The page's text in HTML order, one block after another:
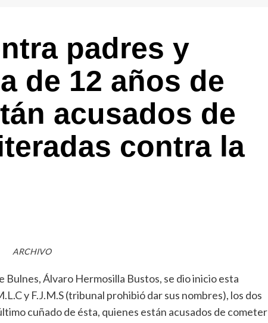
padres y
de 12 años de
acusados de
contra la
ARCHIVO
Álvaro Hermosilla Bustos, se dio inicio esta
y F.J.M.S (tribunal prohibió dar sus nombres), los dos
cuñado de ésta, quienes están acusados de cometer